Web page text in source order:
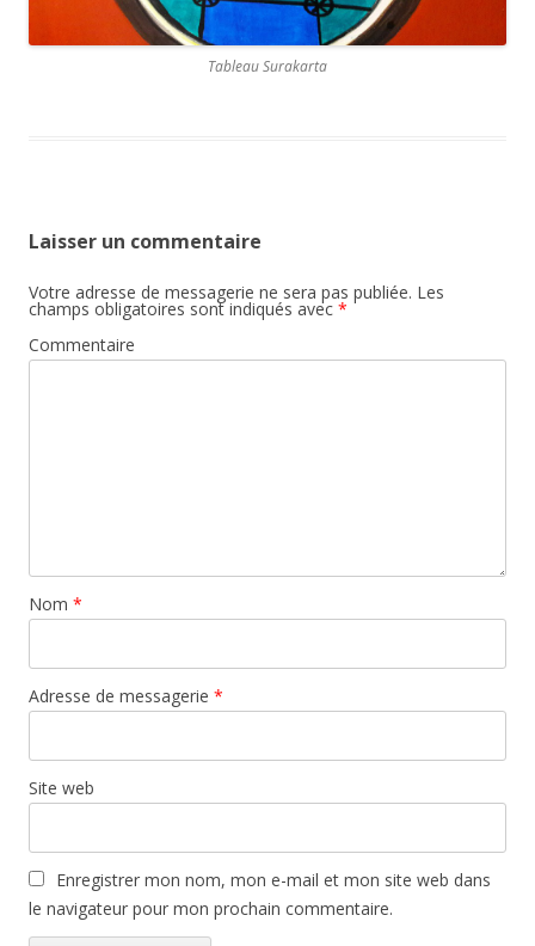
Tableau Surakarta
Laisser un commentaire
Votre adresse de messagerie ne sera pas publiée. Les
champs obligatoires sont indiqués avec *
Commentaire
Nom *
Adresse de messagerie *
Site web
Enregistrer mon nom, mon e-mail et mon site web dans
le navigateur pour mon prochain commentaire.